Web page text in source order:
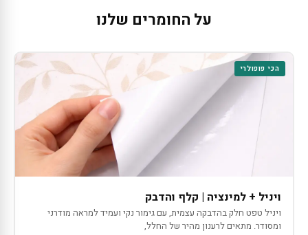
על החומרים שלנו
הכי פופולרי
ויניל + למינציה | קלף והדבק
ויניל טפט חלק בהדבקה עצמית, עם גימור נקי ועמיד למראה מודרני
ומסודר. מתאים לרענון מהיר של החלל,